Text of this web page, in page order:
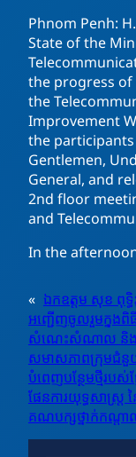
Phnom Penh:
State of the
the progress of
the
Improvement
the participants
Gentlemen,
General, and
2nd floor
and
In the
« ឯកឧត្តម សុខ ពុទ្ធិ
អញ្ជើញចូលរួមក្នុងពិ
សំណេះសំណាល និង
សមាសភាពក្រុមជំនួ
បំពេញបន្ថែមថ្មីរបស់ផ្
ផែនការយុទ្ធសាស្រ្ត
គណបក្សថ្នាក់កណ្ដ